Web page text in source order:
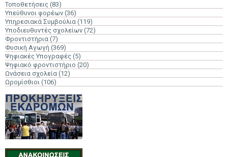
Τοποθετήσεις (83)
Υπεύθυνοι φορέων (36)
Υπηρεσιακά Συμβούλια (119)
Υποδιευθυντές σχολείων (72)
Φροντιστήρια (7)
Φυσική Αγωγή (369)
Ψηφιακές Υπογραφές (5)
Ψηφιακό φροντιστήριο (20)
Ωνάσεια σχολεία (12)
Ωρομίσθιοι (106)